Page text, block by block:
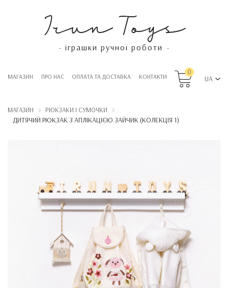
Irun Toys
- іграшки ручної роботи -
МАГАЗИН ПРО НАС OПЛАТА ТА ДОСТАВКА КОНТАКТИ
0
UA
МАГАЗИН РЮКЗАКИ І СУМОЧКИ
ДИТЯЧИЙ РЮКЗАК З АПЛІКАЦІЄЮ ЗАЙЧИК (КОЛЕКЦІЯ 1)